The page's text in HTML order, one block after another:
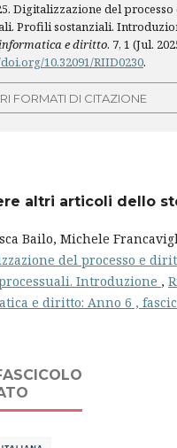
Digitalizzazione del
Profili sostanziali.
e diritto. 7, 1 (Jul.
10.32091/RIID0230.
FORMATI DI CITAZIONE
altri articoli dello
Bailo, Michele
del processo e
Introduzione ,
e diritto: Anno 6 ,